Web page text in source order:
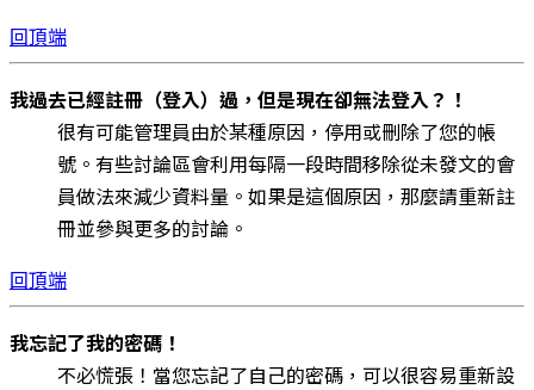
回頂端
我過去已經註冊（登入）過，但是現在卻無法登入？！
很有可能管理員由於某種原因，停用或刪除了您的帳
號。有些討論區會利用每隔一段時間移除從未發文的會
員做法來減少資料量。如果是這個原因，那麼請重新註
冊並參與更多的討論。
回頂端
我忘記了我的密碼！
不必慌張！當您忘記了自己的密碼，可以很容易重新設